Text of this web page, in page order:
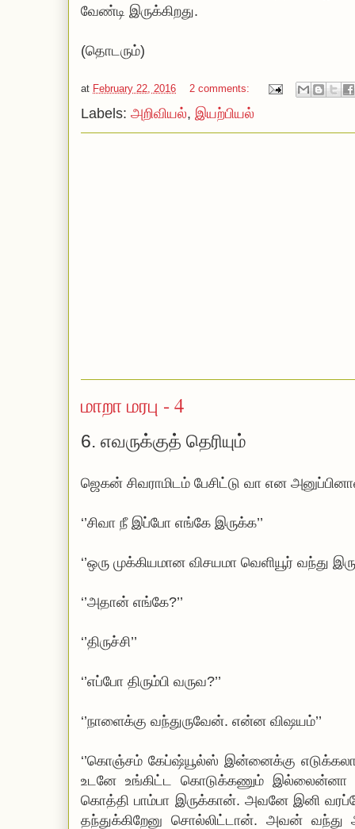
வேண்டி இருக்கிறது.
(தொடரும்)
at February 22, 2016 2 comments:
Labels: அறிவியல், இயற்பியல்
மாறா மரபு - 4
6. எவருக்குத் தெரியும்
ஜெகன் சிவராமிடம் பேசிட்டு வா என
‘’சிவா நீ இப்போ எங்கே இருக்க’’
‘’ஒரு முக்கியமான விசயமா வெளியூர் வந்து
‘’அதான் எங்கே?’’
‘’திருச்சி’’
‘’எப்போ திரும்பி வருவ?’’
‘’நாளைக்கு வந்துருவேன். என்ன விஷயம்’’
‘’கொஞ்சம் கேப்ஷ்யூல்ஸ் இன்னைக்கு
உடனே உங்கிட்ட கொடுக்கணும் இல்லைன்னா
கொத்தி பாம்பா இருக்கான். அவனே இனி
தந்துக்கிறேனு சொல்லிட்டான். அவன் வந்து